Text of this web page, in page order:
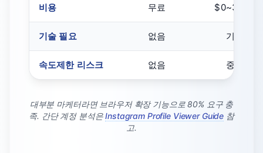
비용 무료 $0~30/월
기술 필요 없음 기본
속도제한 리스크 없음 중간
대부분 마케터라면 브라우저 확장 기능으로 80% 요구 충
족. 간단 계정 분석은Instagram Profile Viewer Guide 참
고.